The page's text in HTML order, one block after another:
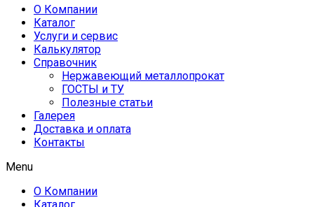
О Компании
Каталог
Услуги и сервис
Калькулятор
Справочник
Нержавеющий металлопрокат
ГОСТЫ и ТУ
Полезные статьи
Галерея
Доставка и оплата
Контакты
Menu
О Компании